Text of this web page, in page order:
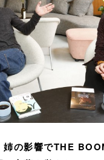
の影響でTHE